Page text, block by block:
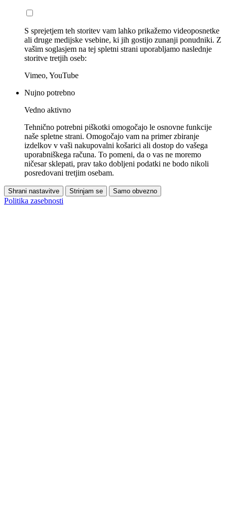
S sprejetjem teh storitev vam lahko prikažemo videoposnetke
ali druge medijske vsebine, ki jih gostijo zunanji ponudniki. Z
vašim soglasjem na tej spletni strani uporabljamo naslednje
storitve tretjih oseb:
Vimeo, YouTube
Nujno potrebno
Vedno aktivno
Tehnično potrebni piškotki omogočajo le osnovne funkcije
naše spletne strani. Omogočajo vam na primer zbiranje
izdelkov v vaši nakupovalni košarici ali dostop do vašega
uporabniškega računa. To pomeni, da o vas ne moremo
ničesar sklepati, prav tako dobljeni podatki ne bodo nikoli
posredovani tretjim osebam.
Shrani nastavitve Strinjam se Samo obvezno
Politika zasebnosti